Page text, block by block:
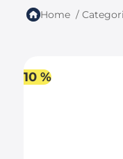
10 %
spark gt